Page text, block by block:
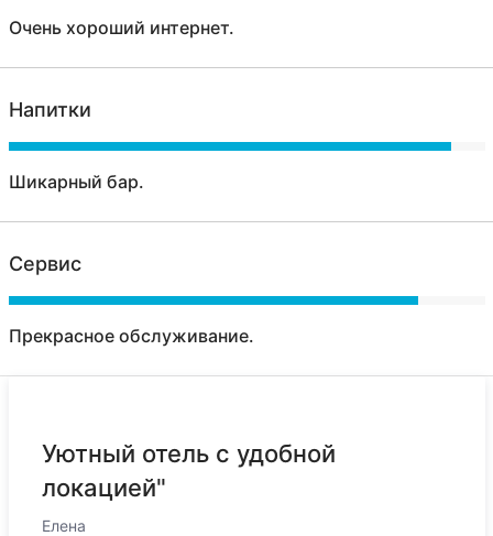
Очень хороший интернет.
Напитки
Шикарный бар.
Сервис
Прекрасное обслуживание.
Уютный отель с удобной
локацией"
Елена